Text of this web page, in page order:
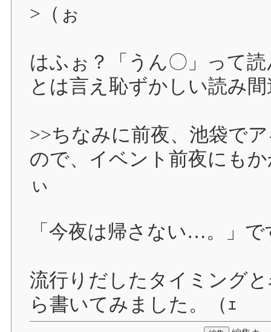
>（ぉ
はふぉ？「うん〇」って
とは言え恥ずかしい読み
>>ちなみに前夜、池袋で
ので、イベント前夜にも
ぃ
「今夜は帰さない…。」
流行りだしたタイミング
ら書いてみました。（ｪ